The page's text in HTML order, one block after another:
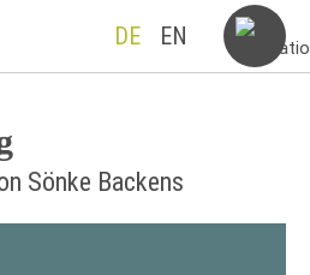
DE EN
Sönke Backens